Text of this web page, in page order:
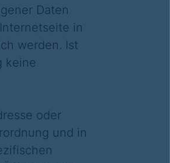
Daten
in
werden. Ist
keine
oder
und in